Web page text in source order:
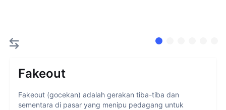
Fakeout
Fakeout (gocekan) adalah gerakan tiba-tiba dan
sementara di pasar yang menipu pedagang untuk